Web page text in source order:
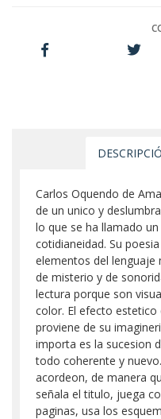
Carlos Oquendo de
de un unico y
lo que se ha llamado
cotidianeidad. Su
elementos del lenguaje
de misterio y de
lectura porque son
color. El efecto estetico
proviene de su
importa es la sucesion
todo coherente y
acordeon, de manera
señala el titulo, juega
paginas, usa los